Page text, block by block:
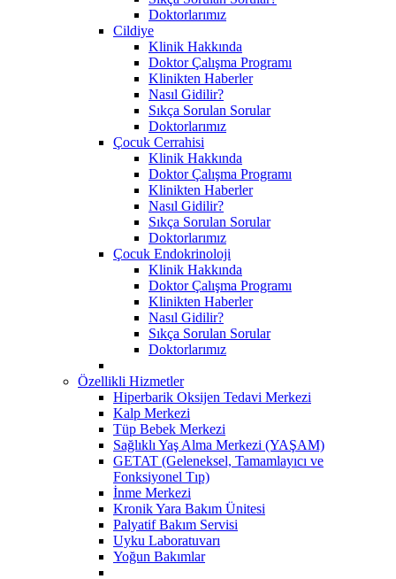
Doktorlarımız
Cildiye
Klinik Hakkında
Doktor Çalışma Programı
Klinikten Haberler
Nasıl Gidilir?
Sıkça Sorulan Sorular
Doktorlarımız
Çocuk Cerrahisi
Klinik Hakkında
Doktor Çalışma Programı
Klinikten Haberler
Nasıl Gidilir?
Sıkça Sorulan Sorular
Doktorlarımız
Çocuk Endokrinoloji
Klinik Hakkında
Doktor Çalışma Programı
Klinikten Haberler
Nasıl Gidilir?
Sıkça Sorulan Sorular
Doktorlarımız
Özellikli Hizmetler
Hiperbarik Oksijen Tedavi Merkezi
Kalp Merkezi
Tüp Bebek Merkezi
Sağlıklı Yaş Alma Merkezi (YAŞAM)
GETAT (Geleneksel, Tamamlayıcı ve
Fonksiyonel Tıp)
İnme Merkezi
Kronik Yara Bakım Ünitesi
Palyatif Bakım Servisi
Uyku Laboratuvarı
Yoğun Bakımlar